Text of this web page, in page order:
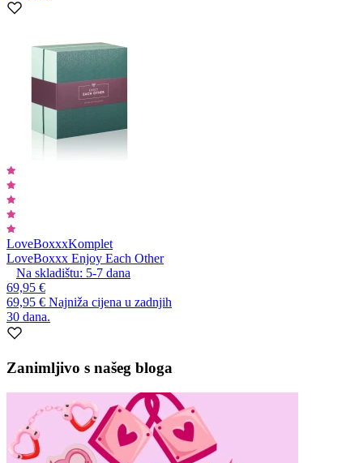
LoveBoxxxKomplet
LoveBoxxx Enjoy Each Other
Na skladištu: 5-7 dana
69,95 €
69,95 € Najniža cijena u zadnjih
30 dana.
Zanimljivo s našeg bloga